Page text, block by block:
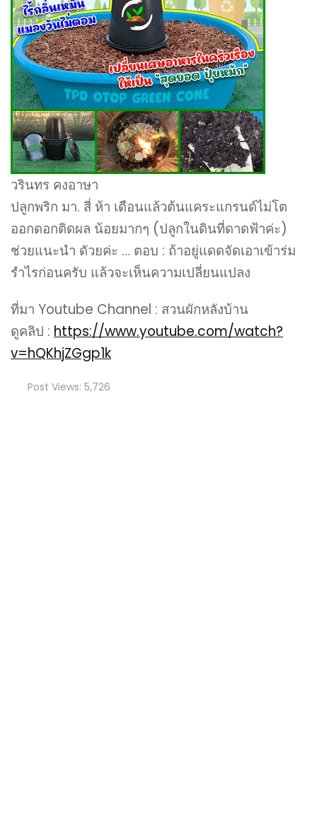
วรินทร คงอาษา
ปลูกพริก มา. สี่ ห้า เดือนแล้วต้นแคระแกรนด์ไม่โต
ออกดอกติดผล น้อยมากๆ (ปลูกในดินที่ดาดฟ้าค่ะ)
ช่วยแนะนำ ดัวยค่ะ … ตอบ : ถ้าอยู่แดดจัดเอาเข้าร่ม
รำไรก่อนครับ แล้วจะเห็นความเปลี่ยนแปลง
ที่มา Youtube Channel : สวนผักหลังบ้าน
ดูคลิป : https://www.youtube.com/watch?
v=hQKhjZGgp1k
Post Views: 5,726